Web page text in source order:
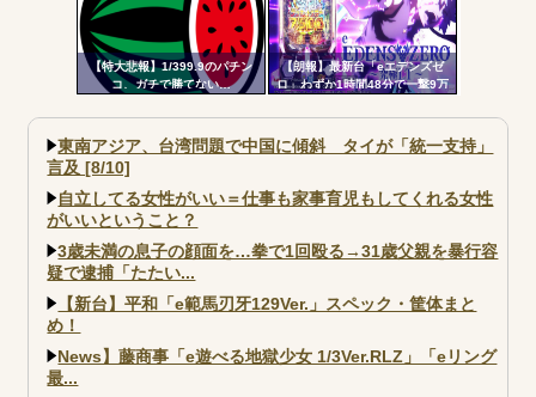
【特大悲報】1/399.9のパチン
コ、ガチで勝てない…
【朗報】最新台「eエデンズゼ
ロ」わずか1時間48分で一撃9万
しまうｗ 究極LT期待出玉2万発
超えの現行最強スペックは伊達
じゃないな…
東南アジア、台湾問題で中国に傾斜 タイが「統一支持」
言及 [8/10]
自立してる女性がいい＝仕事も家事育児もしてくれる女性
がいいということ？
3歳未満の息子の顔面を…拳で1回殴る→31歳父親を暴行容
疑で逮捕「たたい...
【新台】平和「e範馬刃牙129Ver.」スペック・筐体まと
め！
News】藤商事「e遊べる地獄少女 1/3Ver.RLZ」「eリング
最...